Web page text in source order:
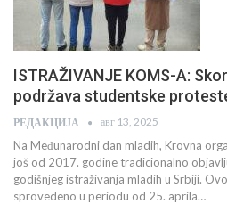
ISTRAŽIVANJE KOMS-A:
podržava studentske
РЕДАКЦИЈА авг 13, 2025
Na Međunarodni dan mladih, Krovna
još od 2017. godine tradicionalno
godišnjeg istraživanja mladih u Srbiji.
sprovedeno u periodu od 25. aprila…